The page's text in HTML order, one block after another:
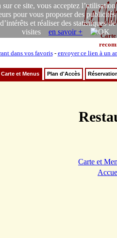
ce site, vous acceptez l’utilisation
pour vous proposer des publicités
et réaliser des statistiques de
visites en savoir +
Carte
dans vos favoris- envoyer ce lien à un
Carte et Menus Plan d'Accès
Carte et